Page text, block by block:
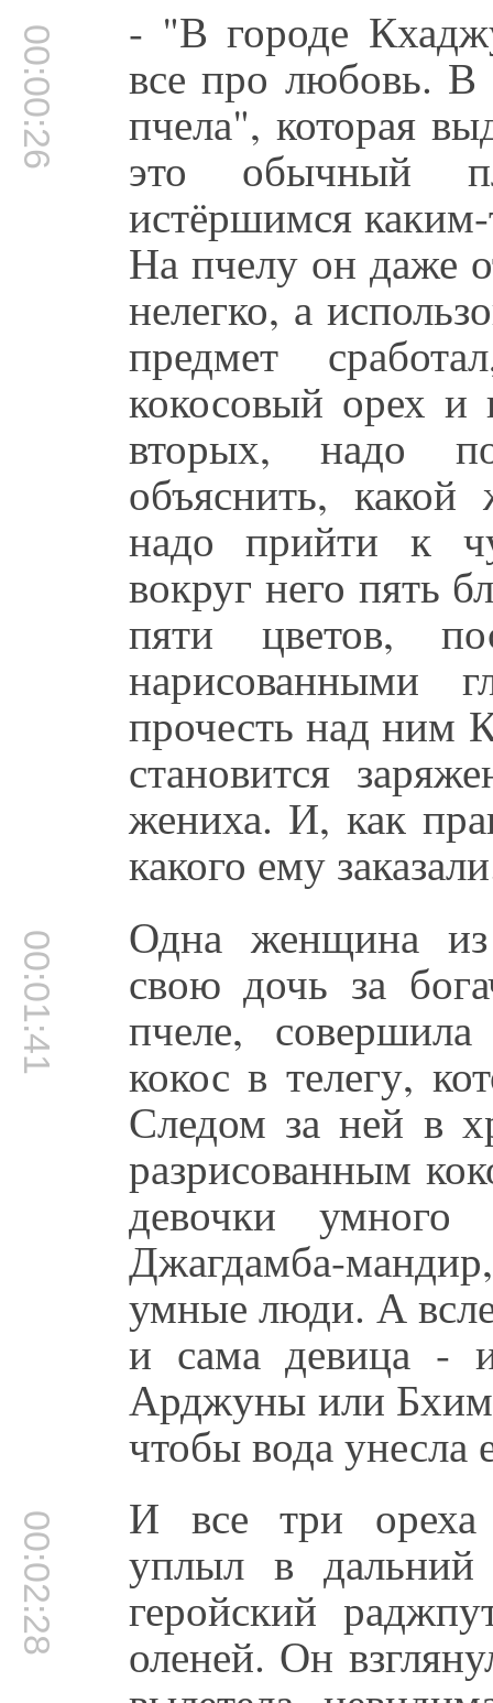
00:00:26 - "В городе
все про любовь. В
пчела", которая
это обычный
истёршимся
На пчелу он даже
нелегко, а
предмет
кокосовый орех и
вторых, надо
объяснить,
надо прийти к
вокруг него пять
пяти цветов,
нарисованными
прочесть над ним
становится
жениха. И, как
какого ему
00:01:41 Одна женщина из
свою дочь за
пчеле,
кокос в телегу,
Следом за ней в
разрисованным
девочки
Джагдамба-
умные люди. А
и сама девица - и
Арджуны или
чтобы вода унесла
00:02:28 И все три ореха
уплыл в
геройский
оленей. Он